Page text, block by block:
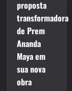
proposta
transformadora
de Prem
Ananda
Maya em
sua nova
obra